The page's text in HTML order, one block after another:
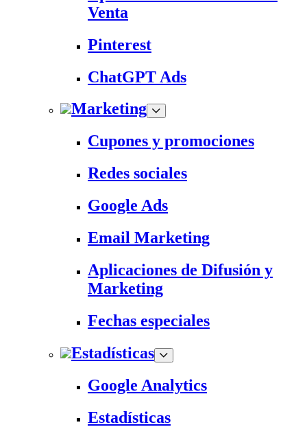
Venta
Pinterest
ChatGPT Ads
Marketing
Cupones y promociones
Redes sociales
Google Ads
Email Marketing
Aplicaciones de Difusión y
Marketing
Fechas especiales
Estadísticas
Google Analytics
Estadísticas